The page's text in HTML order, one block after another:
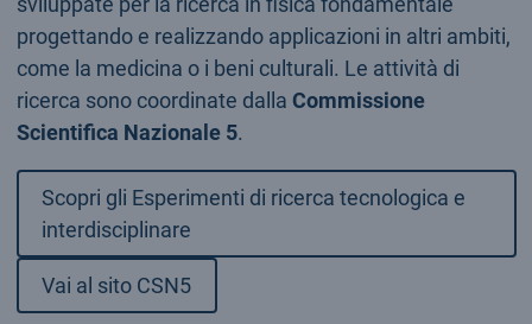
progettando e realizzando applicazioni in altri ambiti,
come la medicina o i beni culturali. Le attività di
ricerca sono coordinate dalla Commissione
Scientifica Nazionale 5.
Scopri gli Esperimenti di ricerca tecnologica e
interdisciplinare
Vai al sito CSN5